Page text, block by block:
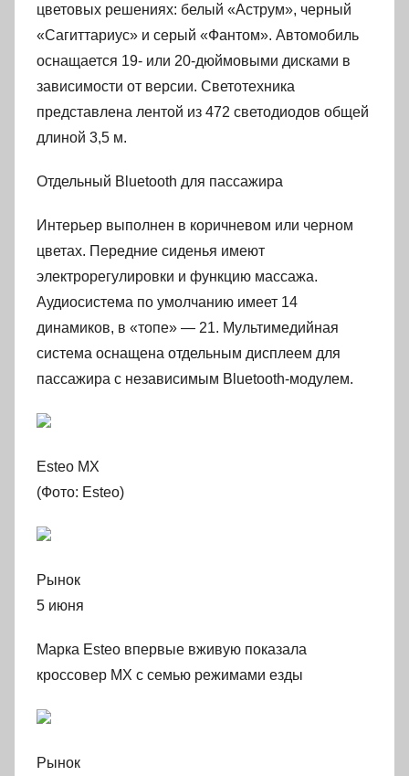
цветовых решениях: белый «Аструм», черный
«Сагиттариус» и серый «Фантом». Автомобиль
оснащается 19- или 20-дюймовыми дисками в
зависимости от версии. Светотехника
представлена лентой из 472 светодиодов общей
длиной 3,5 м.
Отдельный Bluetooth для пассажира
Интерьер выполнен в коричневом или черном
цветах. Передние сиденья имеют
электрорегулировки и функцию массажа.
Аудиосистема по умолчанию имеет 14
динамиков, в «топе» — 21. Мультимедийная
система оснащена отдельным дисплеем для
пассажира с независимым Bluetooth-модулем.
Esteo MX
(Фото: Esteo)
Рынок
5 июня
Марка Esteo впервые вживую показала
кроссовер MX с семью режимами езды
Рынок